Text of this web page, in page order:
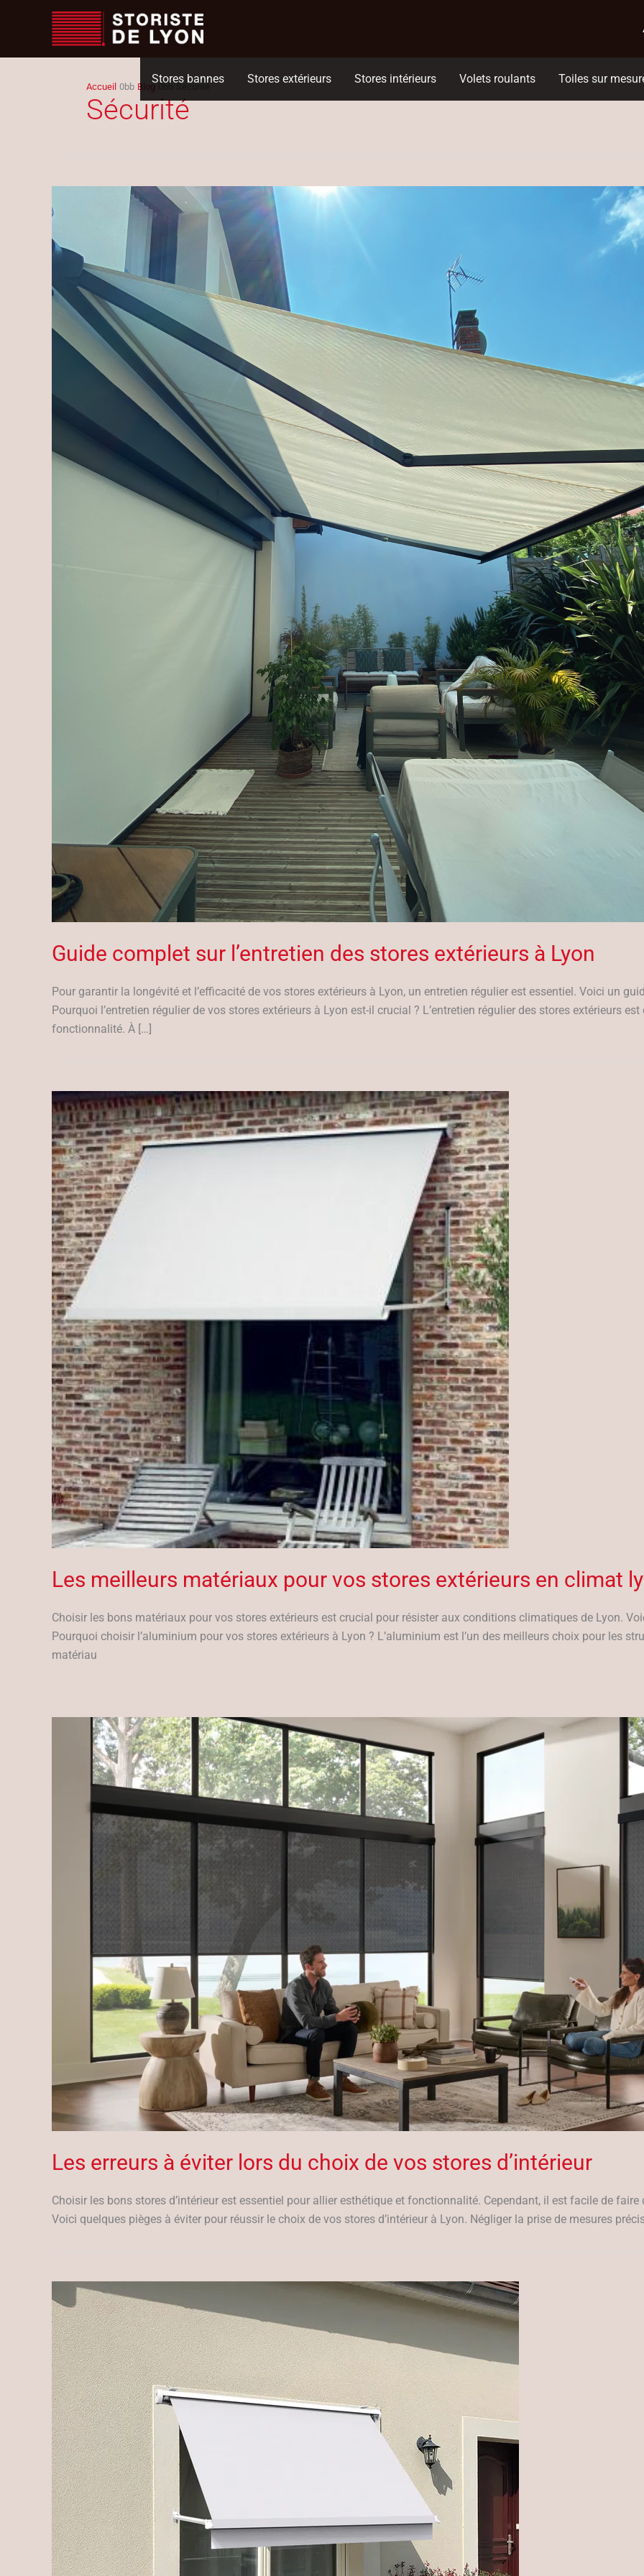
Stores bannes Stores extérieurs Stores intérieurs Volets roulants Toiles sur
Accueil Blog
Sécurité
Guide complet sur l’entretien des stores extérieurs à Lyon
Pour garantir la longévité et l’efficacité de vos stores extérieurs à Lyon, un entretien régulier est essentiel. Voici un
Pourquoi l’entretien régulier de vos stores extérieurs à Lyon est-il crucial ? L’entretien régulier des stores extérieurs
fonctionnalité. À […]
Les meilleurs matériaux pour vos stores extérieurs en climat
Choisir les bons matériaux pour vos stores extérieurs est crucial pour résister aux conditions climatiques de Lyon.
Pourquoi choisir l’aluminium pour vos stores extérieurs à Lyon ? L’aluminium est l’un des meilleurs choix pour les
matériau
Les erreurs à éviter lors du choix de vos stores d’intérieur
Choisir les bons stores d’intérieur est essentiel pour allier esthétique et fonctionnalité. Cependant, il est facile de
Voici quelques pièges à éviter pour réussir le choix de vos stores d’intérieur à Lyon. Négliger la prise de mesures